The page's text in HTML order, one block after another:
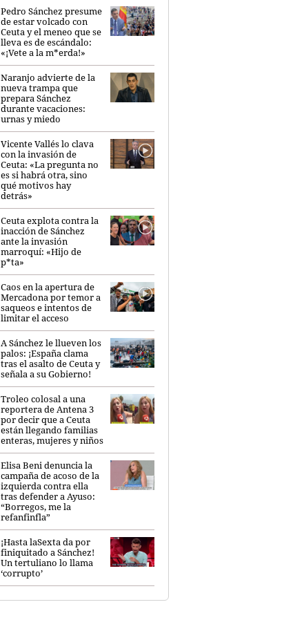
Pedro Sánchez presume
de estar volcado con
Ceuta y el meneo que se
lleva es de escándalo:
«¡Vete a la m*erda!»
Naranjo advierte de la
nueva trampa que
prepara Sánchez
durante vacaciones:
urnas y miedo
Vicente Vallés lo clava
con la invasión de
Ceuta: «La pregunta no
es si habrá otra, sino
qué motivos hay
detrás»
Ceuta explota contra la
inacción de Sánchez
ante la invasión
marroquí: «Hijo de
p*ta»
Caos en la apertura de
Mercadona por temor a
saqueos e intentos de
limitar el acceso
A Sánchez le llueven los
palos: ¡España clama
tras el asalto de Ceuta y
señala a su Gobierno!
Troleo colosal a una
reportera de Antena 3
por decir que a Ceuta
están llegando familias
enteras, mujeres y niños
Elisa Beni denuncia la
campaña de acoso de la
izquierda contra ella
tras defender a Ayuso:
“Borregos, me la
refanfinfla”
¡Hasta laSexta da por
finiquitado a Sánchez!
Un tertuliano lo llama
‘corrupto’